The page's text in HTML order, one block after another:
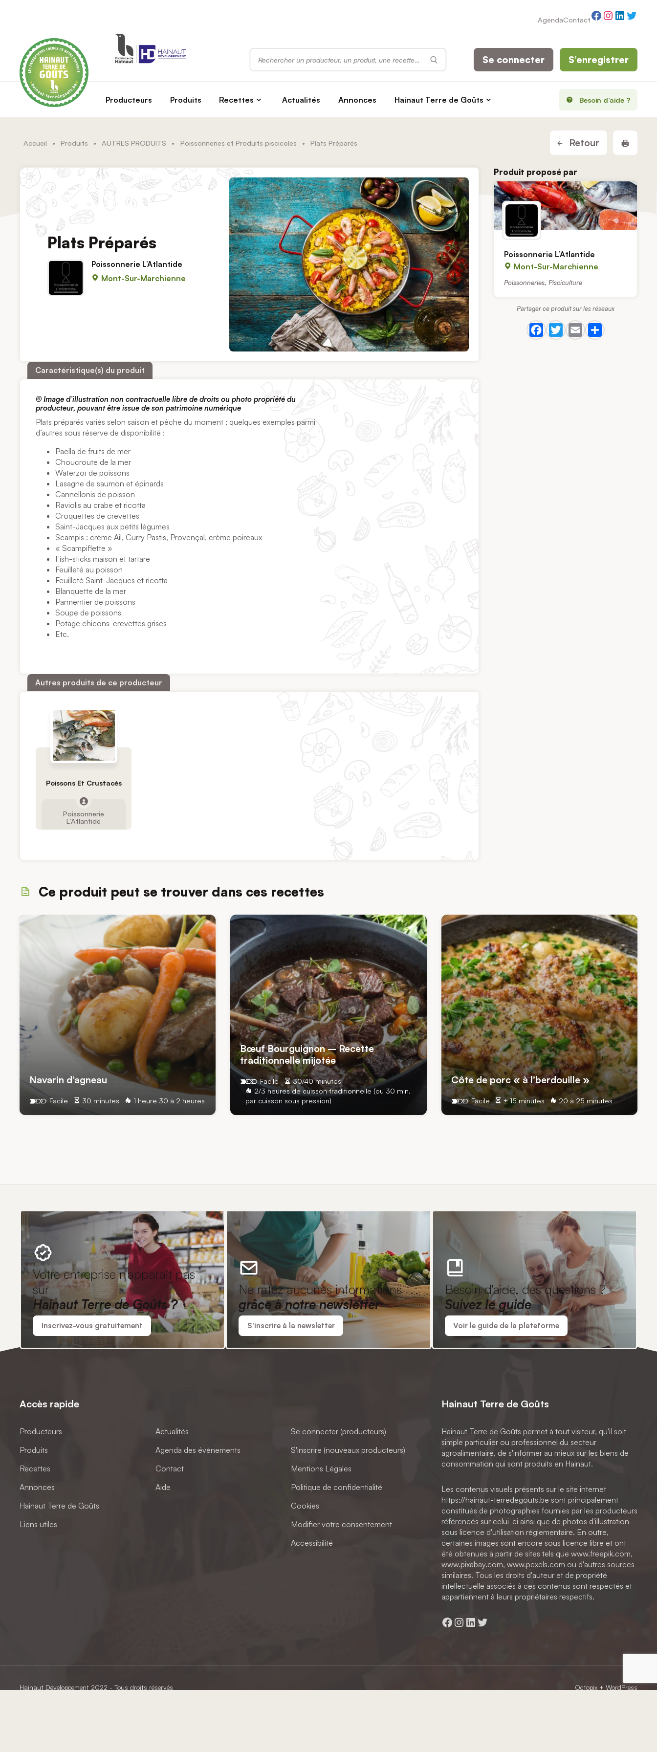
AgendaContactFacebook
Instagram
Rechercher
Producteurs Produits Recettes Actualités Annonces Hainaut Terre de Goûts Besoin d’aide ?
Se connecter S’enregistrer
Accueil • Produits • AUTRES PRODUITS • Poissonneries et Produits piscicoles • Plats Préparés Retour
Plats Préparés
Poissonnerie L’Atlantide
Mont-Sur-Marchienne
Caractéristique(s) du produit
© Image d’illustration non contractuelle libre de droits ou photo propriété du
producteur, pouvant être issue de son patrimoine numérique
Plats préparés variés selon saison et pêche du moment ; quelques exemples parmi
d’autres sous réserve de disponibilité :
Paella de fruits de mer
Choucroute de la mer
Waterzoï de poissons
Lasagne de saumon et épinards
Cannellonis de poisson
Raviolis au crabe et ricotta
Croquettes de crevettes
Saint-Jacques aux petits légumes
Scampis : crème Ail, Curry Pastis, Provençal, crème poireaux
« Scampiflette »
Fish-sticks maison et tartare
Feuilleté au poisson
Feuilleté Saint-Jacques et ricotta
Blanquette de la mer
Parmentier de poissons
Soupe de poissons
Potage chicons-crevettes grises
Etc.
Autres produits de ce producteur
Poissons Et Crustacés
Poissonnerie
L’Atlantide
Produit proposé par
Poissonnerie L’Atlantide
Mont-Sur-Marchienne
Poissonneries, Pisciculture
Partager ce produit sur les réseaux
Ce produit peut se trouver dans ces recettes
Navarin d’agneau
30 minutes 1 heure 30 à 2 heures
Facile
Bœuf Bourguignon – Recette
traditionnelle mijotée
30/40 minutes
2/3 heures de cuisson traditionnelle (ou 30 min.
par cuisson sous pression)
Facile Côte de porc « à l’berdouille »
± 15 minutes 20 à 25 minutes
Facile
Votre entreprise n'apparaît pas
sur
Hainaut Terre de Goûts ?
Inscrivez-vous gratuitement
Ne ratez aucunes informations
grâce à notre newsletter
S'inscrire à la newsletter
Besoin d'aide, des questions ?
Suivez le guide
Voir le guide de la plateforme
Accès rapide
Producteurs
Produits
Recettes
Annonces
Hainaut Terre de Goûts
Liens utiles
Actualités
Agenda des événements
Contact
Aide
Se connecter (producteurs)
S'inscrire (nouveaux producteurs)
Mentions Légales
Politique de confidentialité
Cookies
Modifier votre consentement
Accessibilité
Hainaut Terre de Goûts
Hainaut Terre de Goûts permet à tout visiteur, qu'il soit
simple particulier ou professionnel du secteur
agroalimentaire, de s'informer au mieux sur les biens de
consommation qui sont produits en Hainaut.
Les contenus visuels présents sur le site internet
https://hainaut-terredegouts.be sont principalement
constitués de photographies fournies par les producteurs
référencés sur celui-ci ainsi que de photos d'illustration
sous licence d'utilisation réglementaire. En outre,
certaines images sont encore sous licence libre et ont
été obtenues à partir de sites tels que www.freepik.com,
www.pixabay.com, www.pexels.com ou d'autres sources
similaires. Tous les droits d'auteur et de propriété
intellectuelle associés à ces contenus sont respectés et
appartiennent à leurs propriétaires respectifs.
Facebook
Instagram
LinkedIn
Twitter
Hainaut Développement 2022 - Tous droits réservés Octopix+ WordPress